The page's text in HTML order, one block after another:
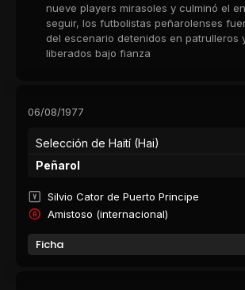
nueve players mirasoles y culminó el
seguir, los futbolistas peñarolenses
del escenario detenidos en patrulleros
liberados bajo fianza
06/08/1977
Selección de Haití (Hai)
Peñarol
Silvio Cator de Puerto Principe
Amistoso (internacional)
Ficha